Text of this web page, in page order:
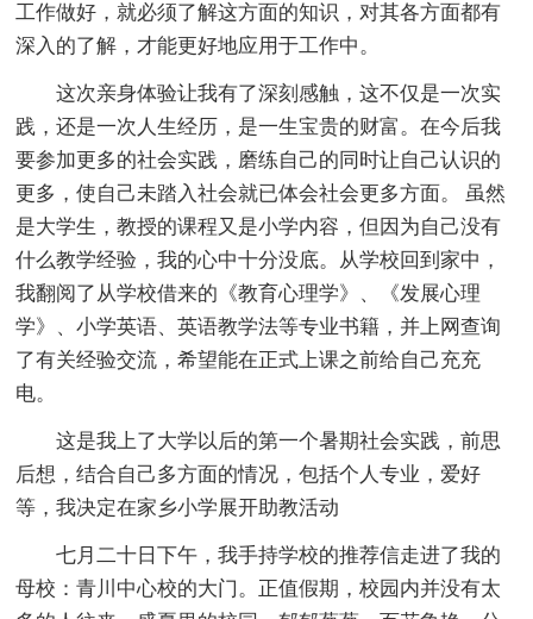
工作做好，就必须了解这方面的知识，对其各方面都有
深入的了解，才能更好地应用于工作中。
这次亲身体验让我有了深刻感触，这不仅是一次实
践，还是一次人生经历，是一生宝贵的财富。在今后我
要参加更多的社会实践，磨练自己的同时让自己认识的
更多，使自己未踏入社会就已体会社会更多方面。 虽然
是大学生，教授的课程又是小学内容，但因为自己没有
什么教学经验，我的心中十分没底。从学校回到家中，
我翻阅了从学校借来的《教育心理学》、《发展心理
学》、小学英语、英语教学法等专业书籍，并上网查询
了有关经验交流，希望能在正式上课之前给自己充充
电。
这是我上了大学以后的第一个暑期社会实践，前思
后想，结合自己多方面的情况，包括个人专业，爱好
等，我决定在家乡小学展开助教活动
七月二十日下午，我手持学校的推荐信走进了我的
母校：青川中心校的大门。正值假期，校园内并没有太